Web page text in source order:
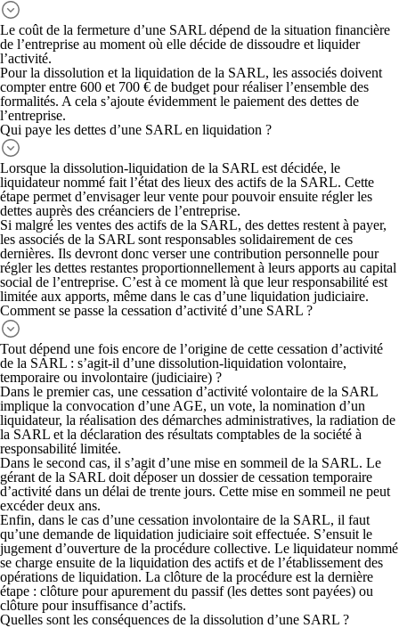
Le coût de la fermeture d’une SARL dépend de la situation financière
de l’entreprise au moment où elle décide de dissoudre et liquider
l’activité.
Pour la dissolution et la liquidation de la SARL, les associés doivent
compterentre 600 et 700 € de budget pour réaliser l’ensemble des
formalités. A cela s’ajoute évidemment le paiement des dettes de
l’entreprise.
Qui paye les dettes d’une SARL en liquidation ?
Lorsque la dissolution-liquidation de la SARL est décidée, le
liquidateur nommé fait l’état des lieux des actifs de la SARL. Cette
étape permet d’envisager leur vente pour pouvoir ensuite régler les
dettes auprès des créanciers de l’entreprise.
Si malgré les ventes des actifs de la SARL, des dettes restent à payer,
les associés de la SARL sont responsables solidairement de ces
dernières. Ils devront donc verser une contribution personnelle pour
régler les dettes restantes proportionnellement à leurs apports au capital
social de l’entreprise. C’est à ce moment là que leur responsabilité est
limitée aux apports, même dans le cas d’une liquidation judiciaire.
Comment se passe la cessation d’activité d’une SARL ?
Tout dépend une fois encore de l’origine de cette cessation d’activité
de la SARL : s’agit-il d’une dissolution-liquidation volontaire,
temporaire ou involontaire (judiciaire) ?
Dans le premier cas, une cessation d’activité volontaire de la SARL
implique la convocation d’une AGE, un vote, la nomination d’un
liquidateur, la réalisation des démarches administratives, la radiation de
la SARL et la déclaration des résultats comptables de la société à
responsabilité limitée.
Dans le second cas, il s’agit d’une mise en sommeil de la SARL. Le
gérant de la SARL doit déposer un dossier de cessation temporaire
d’activité dans un délai de trente jours. Cette mise en sommeil ne peut
excéder deux ans.
Enfin, dans le cas d’une cessation involontaire de la SARL, il faut
qu’une demande de liquidation judiciaire soit effectuée. S’ensuit le
jugement d’ouverture de la procédure collective. Le liquidateur nommé
se charge ensuite de la liquidation des actifs et de l’établissement des
opérations de liquidation. La clôture de la procédure est la dernière
étape : clôture pour apurement du passif (les dettes sont payées) ou
clôture pour insuffisance d’actifs.
Quelles sont les conséquences de la dissolution d’une SARL ?